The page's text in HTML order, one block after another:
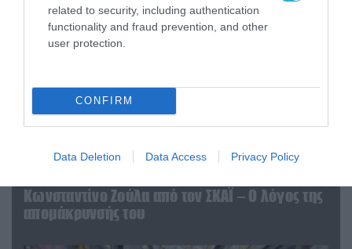
related to security, including authentication
functionality and fraud prevention, and other
user protection.
CONFIRM
Data Deletion Data Access Privacy Policy
07.08.2026 | 20:02
Κωνσταντίνο Ζούλα από τον ΣΚΑΪ – Ο λόγος της
απομάκρυνσής του